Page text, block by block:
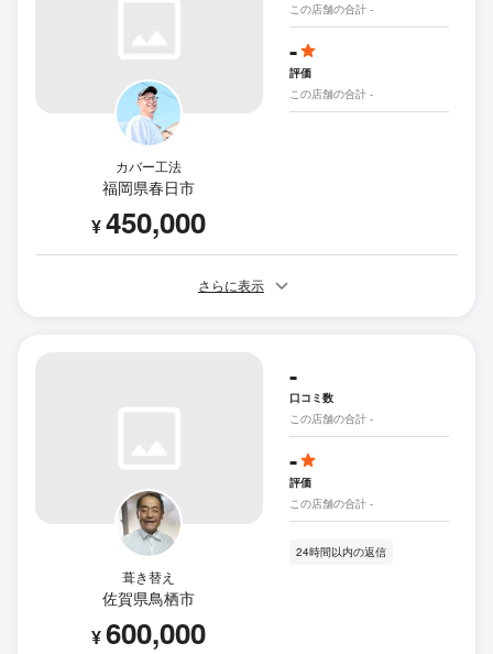
カバー工法
福岡県春日市
¥450,000
この店舗の合計 -
-
評価
この店舗の合計 -
さらに表示
葺き替え
佐賀県鳥栖市
¥600,000
-
口コミ数
この店舗の合計 -
-
評価
この店舗の合計 -
24時間以内の返信